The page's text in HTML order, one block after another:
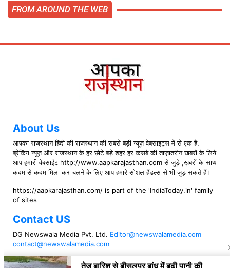
FROM AROUND THE WEB
About Us
आपका राजस्थान हिंदी की राजस्थान की सबसे बड़ी न्यूज़ वेबसाइट्स में से एक है.
ब्रेकिंग न्यूज़ और राजस्थान के हर छोटे बड़े शहर हर कसबे की ताज़ातरीन खबरों के लिये
आप हमारी वेबसाईट http://www.aapkarajasthan.com से जुड़े ,ख़बरों के साथ
कदम से कदम मिला कर चलने के लिए आप हमारे सोशल हैंडल्स से भी जुड़ सकते हैं।
https://aapkarajasthan.com/ is part of the 'IndiaToday.in' family
of sites
Contact US
DG Newswala Media Pvt. Ltd. Editor@newswalamedia.com
contact@newswalamedia.com
Follow US